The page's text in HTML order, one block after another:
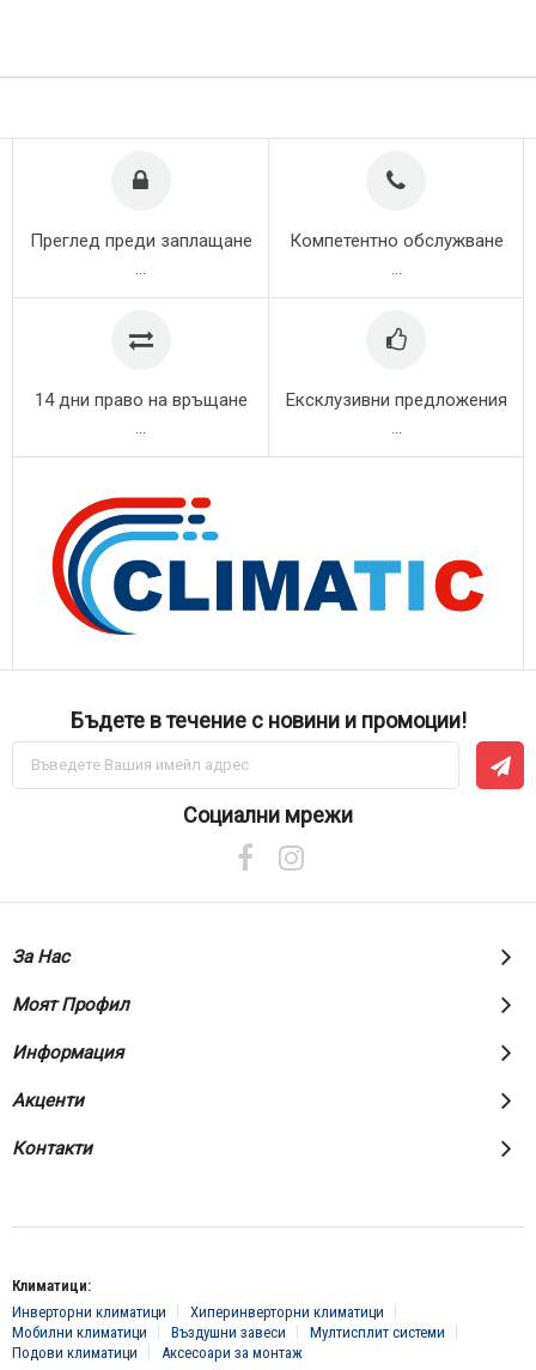
Преглед преди заплащане
...
Компетентно обслужване
...
14 дни право на връщане
...
Ексклузивни предложения
...
Бъдете в течение с новини и промоции!
Абонирай
за
Социални мрежи
За Нас
Моят Профил
Информация
Акценти
Контакти
Климатици:
Инверторни климатици
Хиперинверторни климатици
Мобилни климатици
Въздушни завеси
Мултисплит системи
Подови климатици
Аксесоари за монтаж